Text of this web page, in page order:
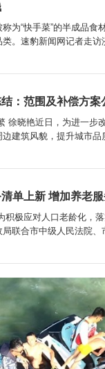
为“快手菜”的半成品食
。速豹新闻网记者走
不少市民青睐。
：范围及补偿方案
徐晓艳近日，为进一步
建筑风貌，提升城市品
单上新 增加养老
积极应对人口老龄化，
联合市中级人民法院、